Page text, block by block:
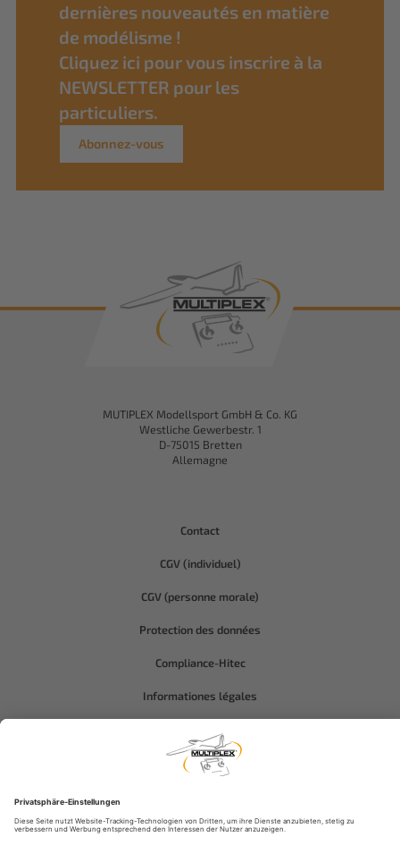
dernières nouveautés en matière
de modélisme !
Cliquez ici pour vous inscrire à la
NEWSLETTER pour les
particuliers.
Abonnez-vous
MUTIPLEX Modellsport GmbH & Co. KG
Westliche Gewerbestr. 1
D-75015 Bretten
Allemagne
Contact
CGV (individuel)
CGV (personne morale)
Protection des données
Compliance-Hitec
Informationes légales